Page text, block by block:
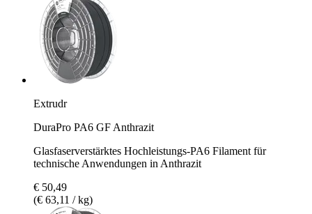
Extrudr
DuraPro PA6 GF Anthrazit
Glasfaserverstärktes Hochleistungs-PA6 Filament für
technische Anwendungen in Anthrazit
€ 50,49
(€ 63,11 / kg)